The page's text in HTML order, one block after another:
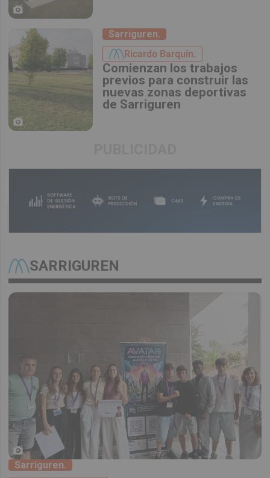
Sarriguren.
Ricardo Barquín.
Comienzan los trabajos
previos para construir las
nuevas zonas deportivas
de Sarriguren
SARRIGUREN
Sarriguren.